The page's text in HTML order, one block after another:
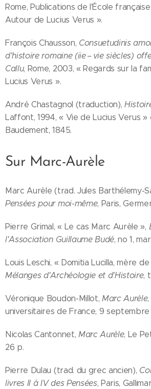
Rome, Publications de l'École
Autour de Lucius Verus ».
François Chausson, Consuetudinis
d'histoire romaine (iie – vie siècles)
Callu, Rome, 2003, « Regards sur la
Lucius Verus ».
André Chastagnol (traduction),
Laffont, 1994, « Vie de Lucius Verus
Baudement, 1845.
Sur Marc-Aurèle
Marc Aurèle (trad. Jules Barthélemy-
Pensées pour moi-même, Paris,
Pierre Grimal, « Le cas Marc Aurèle »,
l'Association Guillaume Budé, no 1,‎
Louis Leschi, « Domitia Lucilla, mère
Mélanges d'Archéologie et d'Histoire,
Véronique Boudon-Millot, Marc Aurèle
universitaires de France, 9 septembre
Nicolas Cantonnet, Marc Aurèle, Le
26 p.
Pierre Dulau (trad. du grec ancien),
livres II à IV des Pensées, Paris,